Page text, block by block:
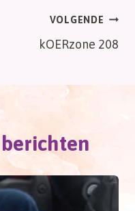
VOLGENDE
kOERzone 208